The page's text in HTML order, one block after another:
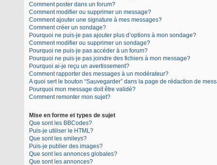
Comment poster dans un forum?
Comment modifier ou supprimer un message?
Comment ajouter une signature à mes messages?
Comment créer un sondage?
Pourquoi ne puis-je pas ajouter plus d’options à mon sondage?
Comment modifier ou supprimer un sondage?
Pourquoi ne puis-je pas accéder à un forum?
Pourquoi ne puis-je pas joindre des fichiers à mon message?
Pourquoi ai-je reçu un avertissement?
Comment rapporter des messages à un modérateur?
A quoi sert le bouton “Sauvegarder” dans la page de rédaction de
Pourquoi mon message doit être validé?
Comment remonter mon sujet?
Mise en forme et types de sujet
Que sont les BBCodes?
Puis-je utiliser le HTML?
Que sont les smileys?
Puis-je publier des images?
Que sont les annonces globales?
Que sont les annonces?